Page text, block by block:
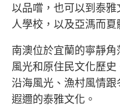
以品嚐，也可以到泰
人學校，以及亞溤而夏
南澳位於宜蘭的寧靜
風光和原住民文化歷
沿海風光、漁村風情
遐邇的泰雅文化。